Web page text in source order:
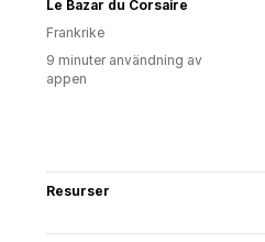
Le Bazar du Corsaire
Frankrike
9 minuter användning av
appen
Resurser